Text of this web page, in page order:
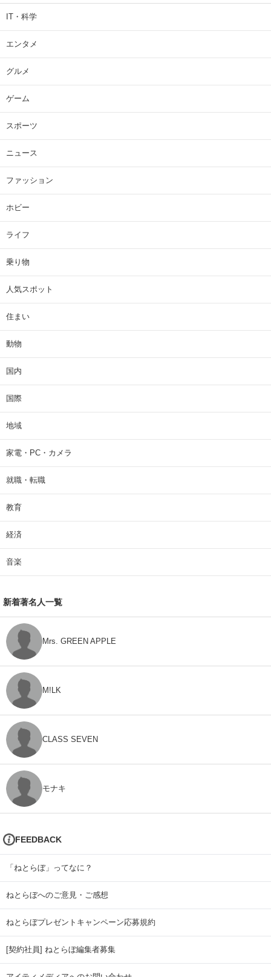
IT・科学
エンタメ
グルメ
ゲーム
スポーツ
ニュース
ファッション
ホビー
ライフ
乗り物
人気スポット
住まい
動物
国内
国際
地域
家電・PC・カメラ
就職・転職
教育
経済
音楽
新着著名人一覧
Mrs. GREEN APPLE
M!LK
CLASS SEVEN
モナキ
FEEDBACK
「ねとらぼ」ってなに？
ねとらぼへのご意見・ご感想
ねとらぼプレゼントキャンペーン応募規約
[契約社員] ねとらぼ編集者募集